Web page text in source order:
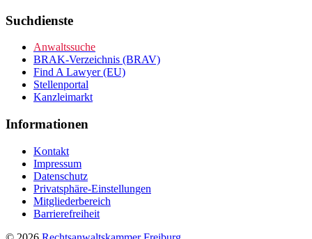
Suchdienste
Anwaltssuche
BRAK-Verzeichnis (BRAV)
Find A Lawyer (EU)
Stellenportal
Kanzleimarkt
Informationen
Kontakt
Impressum
Datenschutz
Privatsphäre-Einstellungen
Mitgliederbereich
Barrierefreiheit